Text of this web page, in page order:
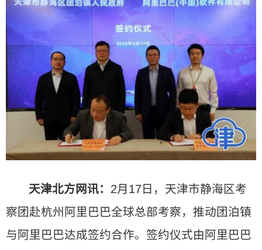
天津北方网讯： 2月17日，天津市静海区考
察团赴杭州阿里巴巴全球总部考察，推动团泊镇
与阿里巴巴达成签约合作。签约仪式由阿里巴巴